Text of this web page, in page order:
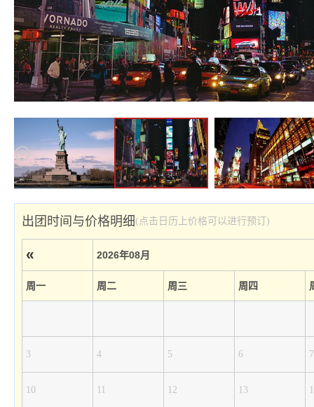
出团时间与价格明细(点击日历上价格可以进行预订)
« 2026年08月
周一 周二 周三 周四
3 4 5 6 7
10 11 12 13